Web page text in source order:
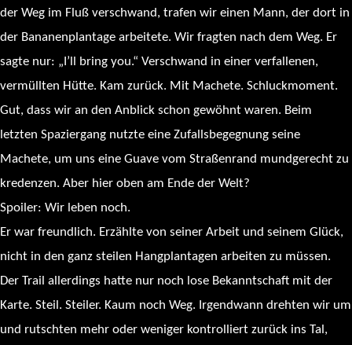
der Weg im Fluß verschwand, trafen wir einen Mann, der dort in
der Bananenplantage arbeitete. Wir fragten nach dem Weg. Er
sagte nur: „I’ll bring you.“ Verschwand in einer verfallenen,
vermüllten Hütte. Kam zurück. Mit Machete. Schluckmoment.
Gut, dass wir an den Anblick schon gewöhnt waren. Beim
letzten Spaziergang nutzte eine Zufallsbegegnung seine
Machete, um uns eine Guave vom Straßenrand mundgerecht zu
kredenzen. Aber hier oben am Ende der Welt?
Spoiler: Wir leben noch.
Er war freundlich. Erzählte von seiner Arbeit und seinem Glück,
nicht in den ganz steilen Hangplantagen arbeiten zu müssen.
Der Trail allerdings hatte nur noch lose Bekanntschaft mit der
Karte. Steil. Steiler. Kaum noch Weg. Irgendwann drehten wir um
und rutschten mehr oder weniger kontrolliert zurück ins Tal,